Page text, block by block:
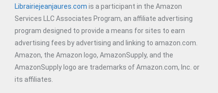
Librairiejeanjaures.com is a participant in the Amazon
Services LLC Associates Program, an affiliate advertising
program designed to provide a means for sites to earn
advertising fees by advertising and linking to amazon.com.
Amazon, the Amazon logo, AmazonSupply, and the
AmazonSupply logo are trademarks of Amazon.com, Inc. or
its affiliates.